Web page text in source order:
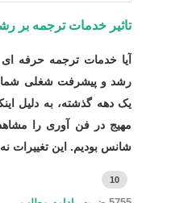
تاثیر خدمات ترجمه بر
آیا خدمات ترجمه حرفه ای
رشد و پیشرفت شغلی شما
یک دهه گذشته، به دلیل
مهیج در فن آوری را
شانس بودیم. این تغییرات نه
10